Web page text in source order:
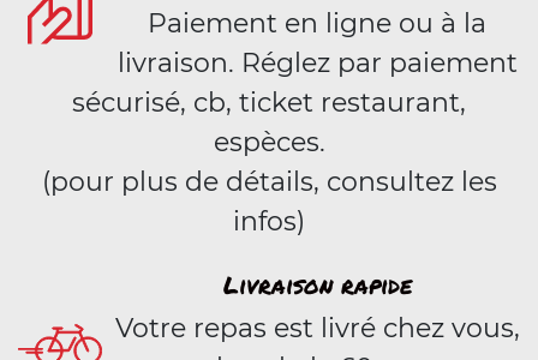
Paiement en ligne ou à la
livraison. Réglez par paiement
sécurisé, cb, ticket restaurant,
espèces.
(pour plus de détails, consultez les
infos)
Livraison rapide
Votre repas est livré chez vous,